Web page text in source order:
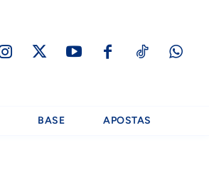
BASE APOSTAS